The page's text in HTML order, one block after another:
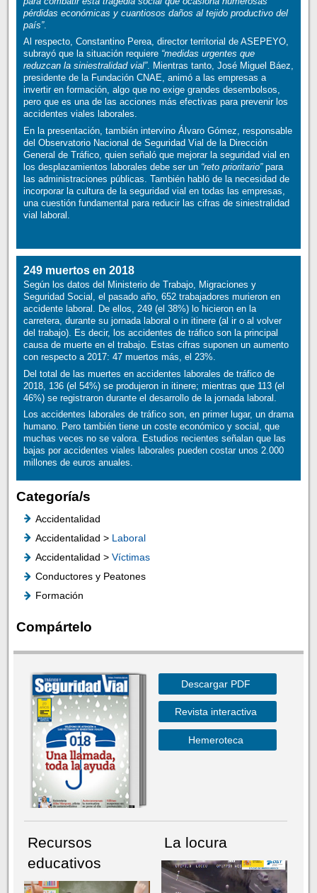
pérdidas económicas y cuantiosos daños al tejido productivo del
país”.
Al respecto, Constantino Perea, director territorial de ASEPEYO,
subrayó que la situación requiere “medidas urgentes que
reduzcan la siniestralidad vial”. Mientras tanto, José Miguel Báez,
presidente de la Fundación CNAE, animó a las empresas a
invertir en formación, algo que no exige grandes desembolsos,
pero que es una de las acciones más efectivas para prevenir los
accidentes viales laborales.
En la presentación, también intervino Álvaro Gómez, responsable
del Observatorio Nacional de Seguridad Vial de la Dirección
General de Tráfico, quien señaló que mejorar la seguridad vial en
los desplazamientos laborales debe ser un “reto prioritario”para
las administraciones públicas. También habló de la necesidad de
incorporar la cultura de la seguridad vial en todas las empresas,
una cuestión fundamental para reducir las cifras de siniestralidad
vial laboral.
249 muertos en 2018
Según los datos del Ministerio de Trabajo, Migraciones y
Seguridad Social, el pasado año, 652 trabajadores murieron en
accidente laboral. De ellos, 249 (el 38%) lo hicieron en la
carretera, durante su jornada laboral o in itinere (al ir o al volver
del trabajo). Es decir, los accidentes de tráfico son la principal
causa de muerte en el trabajo. Estas cifras suponen un aumento
con respecto a 2017: 47 muertos más, el 23%.
Del total de las muertes en accidentes laborales de tráfico de
2018, 136 (el 54%) se produjeron in itinere; mientras que 113 (el
46%) se registraron durante el desarrollo de la jornada laboral.
Los accidentes laborales de tráfico son, en primer lugar, un drama
humano. Pero también tiene un coste económico y social, que
muchas veces no se valora. Estudios recientes señalan que las
bajas por accidentes viales laborales pueden costar unos 2.000
millones de euros anuales.
Categoría/s
Accidentalidad
Accidentalidad > Laboral
Accidentalidad > Víctimas
Conductores y Peatones
Formación
Compártelo
Descargar PDF
Revista interactiva
Hemeroteca
Recursos
educativos
La locura